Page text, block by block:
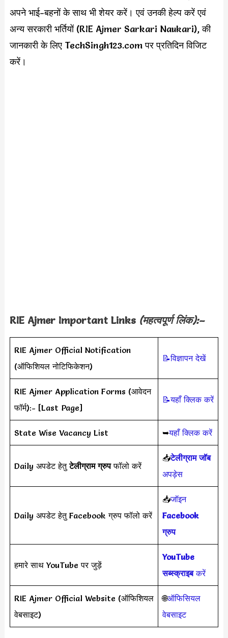
अपने भाई-बहनों के साथ भी शेयर करें। एवं उनकी हेल्प करें एवं
अन्य सरकारी भर्तियों (RIE Ajmer Sarkari Naukari), की
जानकारी के लिए TechSingh123.com पर प्रतिदिन विजिट
करें।
RIE Ajmer Important Links (महत्वपूर्ण लिंक):–
RIE Ajmer Official Notification
(ऑफिशियल नोटिफिकेशन)
📝विज्ञापन देखें
RIE Ajmer Application Forms (आवेदन
फॉर्म):- [Last Page]
📝यहाँ क्लिक करें
State Wise Vacancy List ➥यहाँ क्लिक करें
Daily अपडेट हेतुटेलीग्राम ग्रुपफॉलो करें
📥टेलीग्राम जॉब
अपड़ेस
Daily अपडेट हेतु Facebook ग्रुप फॉलो करें
📥जॉइन
Facebook
ग्रुप
हमारे साथ YouTube पर जुड़ें
YouTube
सब्स्क्राइबकरें
RIE Ajmer Official Website (ऑफिशियल
वेबसाइट)
🌐ऑफिसियल
वेबसाइट